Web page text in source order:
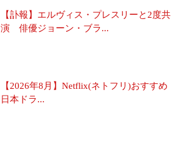
【訃報】エルヴィス・プレスリーと2度共
演 俳優ジョーン・ブラ...
【2026年8月】Netflix(ネトフリ)おすすめ
日本ドラ...